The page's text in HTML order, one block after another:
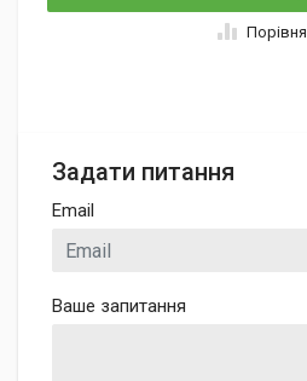
Задати питання
Email
Ваше запитання